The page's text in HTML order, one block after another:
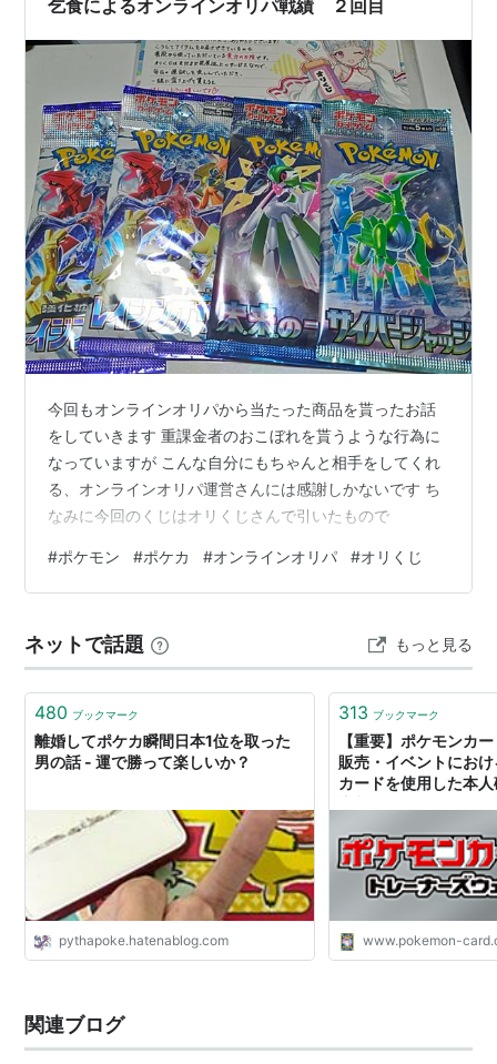
乞食によるオンラインオリパ戦績 ２回目
今回もオンラインオリパから当たった商品を貰ったお話
をしていきます 重課金者のおこぼれを貰うような行為に
なっていますが こんな自分にもちゃんと相手をしてくれ
る、オンラインオリパ運営さんには感謝しかないです ち
なみに今回のくじはオリくじさんで引いたもので
#ポケモン #ポケカ #オンラインオリパ #オリくじ
ネットで話題 もっと見る
480 ブックマーク
離婚してポケカ瞬間日本1位を取った
男の話 - 運で勝って楽しいか？
pythapoke.hatenablog.com
313 ブックマーク
【重要】ポケモンカ
販売・イベントにお
カードを使用した本
www.pokemon-
関連ブログ